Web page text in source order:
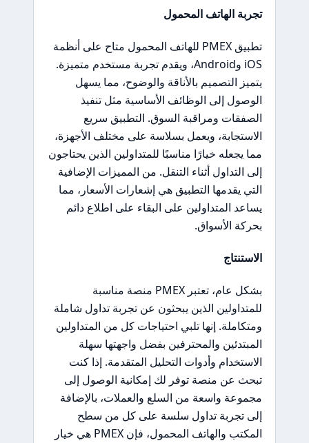
تجربة الهاتف المحمول
تطبيق PMEX للهاتف المحمول متاح على أنظمة
iOS وAndroid، ويقدم تجربة مستخدم متميزة.
يتميز التصميم بالأناقة والوضوح، مما يسهل
الوصول إلى الوظائف الأساسية مثل تنفيذ
الصفقات ومراقبة السوق. التطبيق سريع
الاستجابة، ويعمل بسلاسة على مختلف الأجهزة،
مما يجعله خيارًا مناسبًا للمتداولين الذين يحتاجون
إلى التداول أثناء التنقل. من المميزات الإضافية
التي يقدمها التطبيق هي إشعارات الأسعار، مما
يساعد المتداولين على البقاء على اطلاع دائم
بحركة الأسواق.
الاستنتاج
بشكل عام، تعتبر PMEX منصة مناسبة
للمتداولين الذين يبحثون عن تجربة تداول شاملة
ومتكاملة. إنها تلبي احتياجات كل من المتداولين
المبتدئين والمحترفين بفضل واجهتها سهلة
الاستخدام وأدوات التحليل المتقدمة. إذا كنت
تبحث عن منصة توفر لك إمكانية الوصول إلى
مجموعة واسعة من السلع والعملات، بالإضافة
إلى تجربة تداول سلسة على كل من سطح
المكتب والهاتف المحمول، فإن PMEX هي خيار